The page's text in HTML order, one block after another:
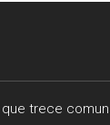
trece